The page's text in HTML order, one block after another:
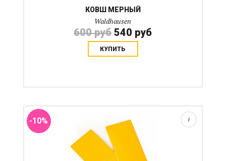
КОВШ МЕРНЫЙ
Waldhausen
600 руб 540 руб
КУПИТЬ
-10% i